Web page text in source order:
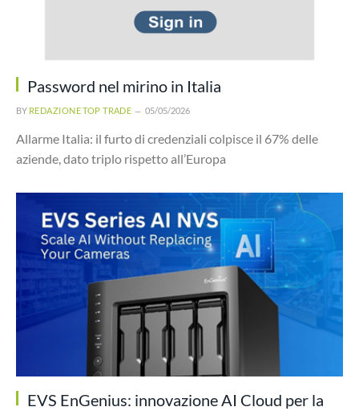
Password nel mirino in Italia
BY REDAZIONE TOP TRADE 05/05/2026
Allarme Italia: il furto di credenziali colpisce il 67% delle
aziende, dato triplo rispetto all’Europa
EVS EnGenius: innovazione AI Cloud per la